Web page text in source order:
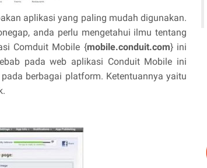
aplikasi yang paling mudah digunakan.
anda perlu mengetahui ilmu tentang
Comduit Mobile {mobile.conduit.com} ini
pada web aplikasi Conduit Mobile ini
berbagai platform. Ketentuannya yaitu